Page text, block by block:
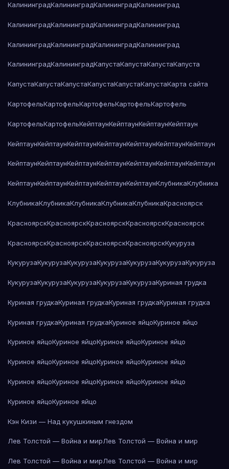
КалининградКалининградКалининградКалининград
КалининградКалининградКалининградКалининград
КалининградКалининградКалининградКалининград
КалининградКалининградКапустаКапустаКапустаКапуста
КапустаКапустаКапустаКапустаКапустаКапустаКарта сайта
КартофельКартофельКартофельКартофельКартофель
КартофельКартофельКейптаунКейптаунКейптаунКейптаун
КейптаунКейптаунКейптаунКейптаунКейптаунКейптаунКейптаун
КейптаунКейптаунКейптаунКейптаунКейптаунКейптаунКейптаун
КейптаунКейптаунКейптаунКейптаунКейптаунКлубникаКлубника
КлубникаКлубникаКлубникаКлубникаКлубникаКрасноярск
КрасноярскКрасноярскКрасноярскКрасноярскКрасноярск
КрасноярскКрасноярскКрасноярскКрасноярскКукуруза
КукурузаКукурузаКукурузаКукурузаКукурузаКукурузаКукуруза
КукурузаКукурузаКукурузаКукурузаКукурузаКуриная грудка
Куриная грудкаКуриная грудкаКуриная грудкаКуриная грудка
Куриная грудкаКуриная грудкаКуриное яйцоКуриное яйцо
Куриное яйцоКуриное яйцоКуриное яйцоКуриное яйцо
Куриное яйцоКуриное яйцоКуриное яйцоКуриное яйцо
Куриное яйцоКуриное яйцоКуриное яйцоКуриное яйцо
Куриное яйцоКуриное яйцо
Кэн Кизи — Над кукушкиным гнездом
Лев Толстой — Война и мирЛев Толстой — Война и мир
Лев Толстой — Война и мирЛев Толстой — Война и мир